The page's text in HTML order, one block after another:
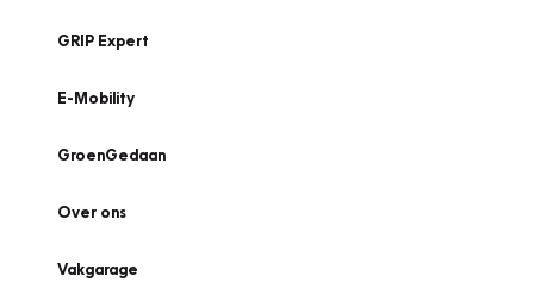
GRIP Expert
E-Mobility
GroenGedaan
Over ons
Vakgarage